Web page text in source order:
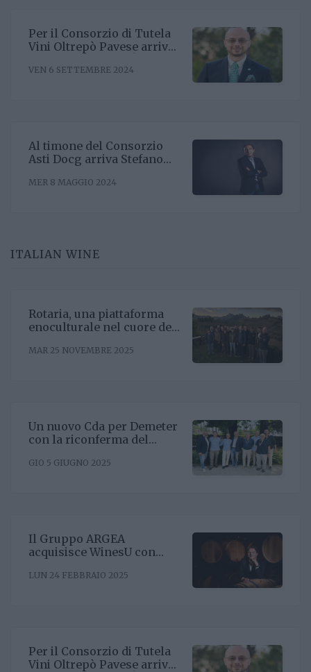
Per il Consorzio di Tutela
Vini Oltrepò Pavese arriva
Riccardo Binda
VEN 6 SETTEMBRE 2024
Al timone del Consorzio
Asti Docg arriva Stefano
sinergia associativa e far
MER 8 MAGGIO 2024
ITALIAN WINE
Rotaria, una piattaforma
enoculturale nel cuore del
MAR 25 NOVEMBRE 2025
Un nuovo Cda per Demeter
con la riconferma del
GIO 5 GIUGNO 2025
Il Gruppo ARGEA
acquisisce WinesU con
posizionamento negli Stati
LUN 24 FEBBRAIO 2025
Per il Consorzio di Tutela
Vini Oltrepò Pavese arriva